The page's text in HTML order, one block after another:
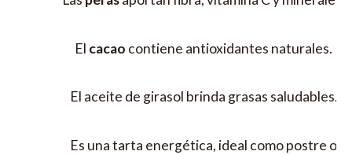
El cacao contiene antioxidantes naturales.
El aceite de girasol brinda grasas saludables.
Es una tarta energética, ideal como postre o